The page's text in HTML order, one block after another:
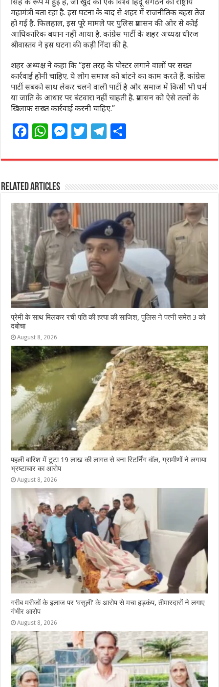
महामंत्री बता रहा है. इस घटना के बाद से शहर में राजनीतिक बहस तेज
हो गई है. फिलहाल, इस पूरे मामले पर पुलिस प्रशासन की ओर से कोई
आधिकारिक बयान नहीं आया है. कांग्रेस पार्टी के शहर अध्यक्ष धीरज
श्रीवास्तव ने इस घटना की कड़ी निंदा की है.
शहर अध्यक्ष ने कहा कि “इस तरह के पोस्टर लगाने वालों पर सख्त
कार्रवाई होनी चाहिए. ये लोग समाज को बांटने का काम करते हैं. कांग्रेस
पार्टी सबको साथ लेकर चलने वाली पार्टी है और समाज में किसी भी धर्म
या जाति के आधार पर बंटवारा नहीं चाहती है. प्रशासन को ऐसे तत्वों के
खिलाफ सख्त कार्रवाई करनी चाहिए.”
F
c
e
b
o
o
k
W
at
s
A
p
p
M
ss
n
g
e
r
T
itt
r
T
e
ra
m
ar
Related Articles
प्रेमी के साथ मिलकर रची पति की हत्या की साजिश, पुलिस ने पत्नी समेत 3 को
दबोचा
August 8, 2026
पहली बारिश में टूटा 19 लाख की लागत से बना रिटर्निंग वॉल, ग्रामीणों ने लगाया
भ्रष्टाचार का आरोप
August 8, 2026
गरीब मरीजों के इलाज पर ‘वसूली’ के आरोप से मचा हड़कंप, तीमारदारों ने लगाए
गंभीर आरोप
August 8, 2026